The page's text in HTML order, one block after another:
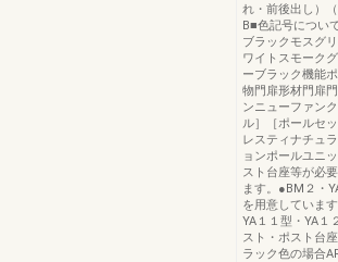
れ・前後出し）
B■色記号につい
ブラックモスグ
ワイトスモーク
ーブラック機能
物門扉形材門扉
ンニューファン
ル］［ポールセ
レスティナチュ
ョンポールユニ
スト台座等が必
ます。●BM２・
を用意していま
YA１１型・YA１
スト・ポスト台
ラック色の場合